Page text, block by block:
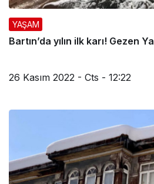
YAŞAM
Bartın’da yılın ilk karı! Gezen
26 Kasım 2022 - Cts - 12:22